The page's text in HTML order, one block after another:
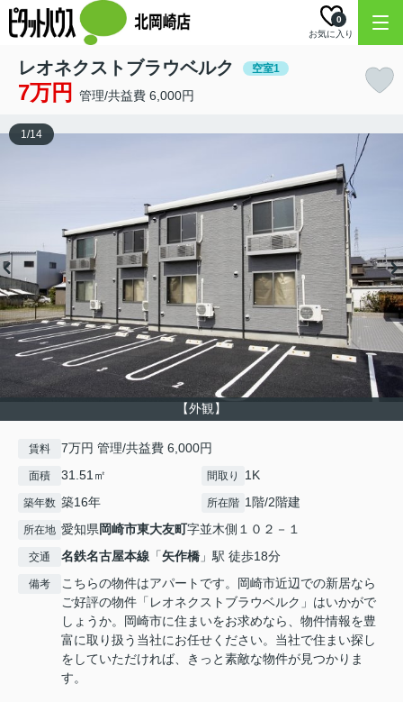
お気に入り
0
レオネクストブラウベルク 空室1
7万円 管理/共益費 6,000円
【外観】
1/14
賃料 7万円 管理/共益費 6,000円
面積 31.51㎡ 間取り 1K
築年数 築16年 所在階 1階/2階建
所在地 愛知県岡崎市東大友町字並木側１０２－１
交通 名鉄名古屋本線 「矢作橋 」駅 徒歩18分
備考
こちらの物件はアパートです。岡崎市近辺での新居なら
ご好評の物件「レオネクストブラウベルク」はいかがで
しょうか。岡崎市に住まいをお求めなら、物件情報を豊
富に取り扱う当社にお任せください。当社で住まい探し
をしていただければ、きっと素敵な物件が見つかりま
す。